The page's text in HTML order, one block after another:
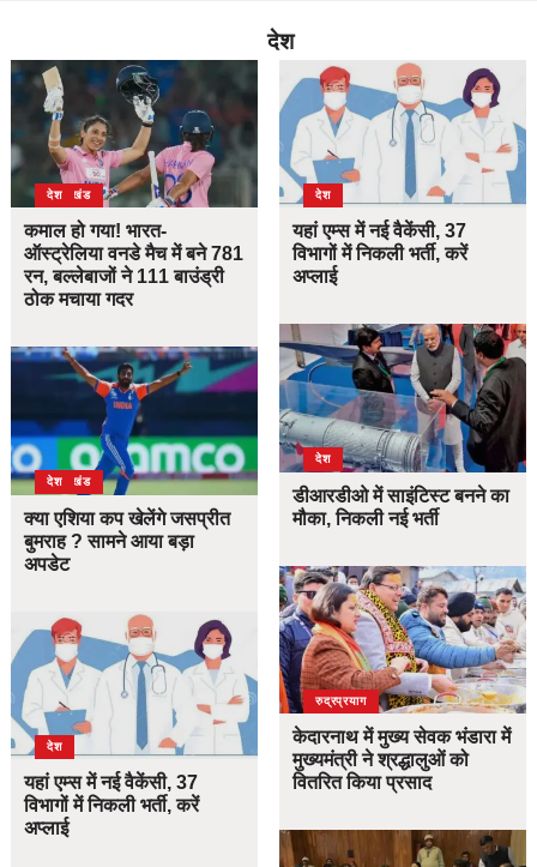
देश
उत्तराखंड
देश
कमाल हो गया! भारत-
ऑस्ट्रेलिया वनडे मैच में बने 781
रन, बल्लेबाजों ने 111 बाउंड्री
ठोक मचाया गदर
उत्तराखंड
देश
क्या एशिया कप खेलेंगे जसप्रीत
बुमराह ? सामने आया बड़ा
अपडेट
देश
यहां एम्स में नई वैकेंसी, 37
विभागों में निकली भर्ती, करें
अप्लाई
देश
यहां एम्स में नई वैकेंसी, 37
विभागों में निकली भर्ती, करें
अप्लाई
देश
डीआरडीओ में साइंटिस्ट बनने का
मौका, निकली नई भर्ती
उत्तराखंड
देश
रुद्रप्रयाग
केदारनाथ में मुख्य सेवक भंडारा में
मुख्यमंत्री ने श्रद्धालुओं को
वितरित किया प्रसाद